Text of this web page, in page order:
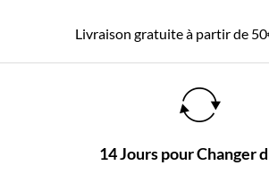
Livraison gratuite à partir de
14 Jours pour Changer